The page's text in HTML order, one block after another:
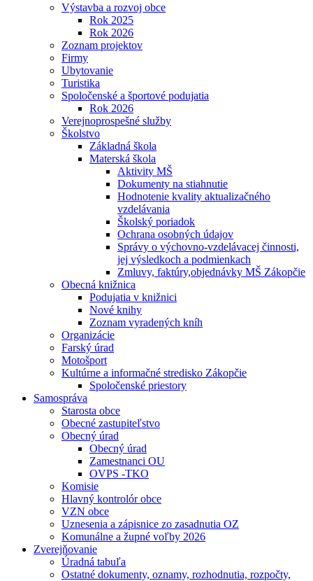
Výstavba a rozvoj obce
Rok 2025
Rok 2026
Zoznam projektov
Firmy
Ubytovanie
Turistika
Spoločenské a športové podujatia
Rok 2026
Verejnoprospešné služby
Školstvo
Základná škola
Materská škola
Aktivity MŠ
Dokumenty na stiahnutie
Hodnotenie kvality aktualizačného
vzdelávania
Školský poriadok
Ochrana osobných údajov
Správy o výchovno-vzdelávacej činnosti,
jej výsledkoch a podmienkach
Zmluvy, faktúry,objednávky MŠ Zákopčie
Obecná knižnica
Podujatia v knižnici
Nové knihy
Zoznam vyradených kníh
Organizácie
Farský úrad
Motošport
Kultúrne a informačné stredisko Zákopčie
Spoločenské priestory
Samospráva
Starosta obce
Obecné zastupiteľstvo
Obecný úrad
Obecný úrad
Zamestnanci OU
OVPS -TKO
Komisie
Hlavný kontrolór obce
VZN obce
Uznesenia a zápisnice zo zasadnutia OZ
Komunálne a župné voľby 2026
Zverejňovanie
Úradná tabuľa
Ostatné dokumenty, oznamy, rozhodnutia, rozpočty,